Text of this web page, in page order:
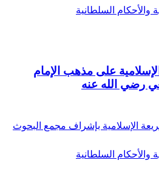
على مذهب الإمام
رضي الله عنه
الإسلامية بإشراف مجمع البحوث